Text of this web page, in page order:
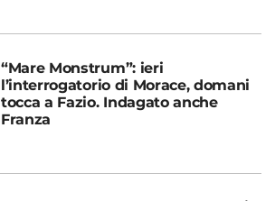
“Mare Monstrum”: ieri
l’interrogatorio di Morace, domani
tocca a Fazio. Indagato anche
Franza